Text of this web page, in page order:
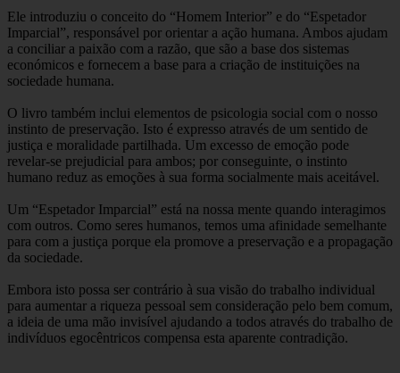
Ele introduziu o conceito do “Homem Interior” e do “Espetador
Imparcial”, responsável por orientar a ação humana. Ambos ajudam
a conciliar a paixão com a razão, que são a base dos sistemas
económicos e fornecem a base para a criação de instituições na
sociedade humana.
O livro também inclui elementos de psicologia social com o nosso
instinto de preservação. Isto é expresso através de um sentido de
justiça e moralidade partilhada. Um excesso de emoção pode
revelar-se prejudicial para ambos; por conseguinte, o instinto
humano reduz as emoções à sua forma socialmente mais aceitável.
Um “Espetador Imparcial” está na nossa mente quando interagimos
com outros. Como seres humanos, temos uma afinidade semelhante
para com a justiça porque ela promove a preservação e a propagação
da sociedade.
Embora isto possa ser contrário à sua visão do trabalho individual
para aumentar a riqueza pessoal sem consideração pelo bem comum,
a ideia de uma mão invisível ajudando a todos através do trabalho de
indivíduos egocêntricos compensa esta aparente contradição.